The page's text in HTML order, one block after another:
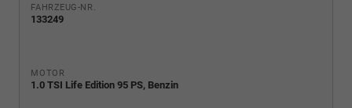
FAHRZEUG-NR.
133249
MOTOR
1.0 TSI Life Edition 95 PS, Benzin